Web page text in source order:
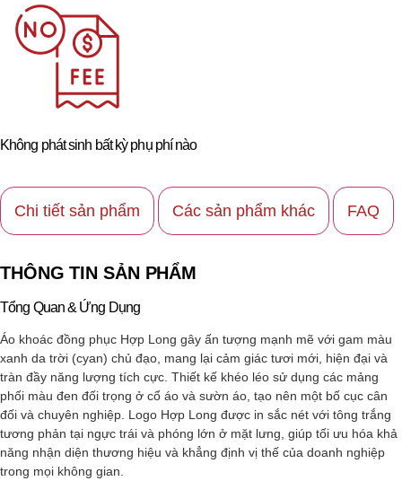
Không phát sinh bất kỳ phụ phí nào
Chi tiết sản phẩm Các sản phẩm khác FAQ
THÔNG TIN SẢN PHẨM
Tổng Quan & Ứng Dụng
Áo khoác đồng phục Hợp Long gây ấn tượng mạnh mẽ với gam màu
xanh da trời (cyan) chủ đạo, mang lại cảm giác tươi mới, hiện đại và
tràn đầy năng lượng tích cực. Thiết kế khéo léo sử dụng các mảng
phối màu đen đối trọng ở cổ áo và sườn áo, tạo nên một bố cục cân
đối và chuyên nghiệp. Logo Hợp Long được in sắc nét với tông trắng
tương phản tại ngực trái và phóng lớn ở mặt lưng, giúp tối ưu hóa khả
năng nhận diện thương hiệu và khẳng định vị thế của doanh nghiệp
trong mọi không gian.